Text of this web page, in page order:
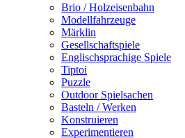
Brio / Holzeisenbahn
Modellfahrzeuge
Märklin
Gesellschaftspiele
Englischsprachige Spiele
Tiptoi
Puzzle
Outdoor Spielsachen
Basteln / Werken
Konstruieren
Experimentieren